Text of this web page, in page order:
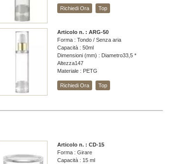
Richiedi Ora Top
Articolo n. : ARG-50
Forma : Tondo / Senza aria
Capacità : 50ml
Dimensioni (mm) : Diametro33,5 *
Altezza147
Materiale : PETG
Richiedi Ora Top
Articolo n. : CD-15
Forma : Girare
Capacità : 15 ml